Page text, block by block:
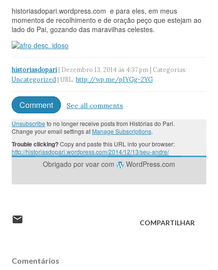
historiasdopari.wordpress.com e para eles, em meus
momentos de recolhimento e de oração peço que estejam ao
lado do Pai, gozando das maravilhas celestes.
historiasdopari| Dezembro 13, 2014 às 4:37 pm | Categorias:
Uncategorized | URL: http://wp.me/pIYGg-2YG
Comment See all comments
Unsubscribe to no longer receive posts from Histórias do Pari.
Change your email settings at Manage Subscriptions.
Trouble clicking?Copy and paste this URL into your browser:
http://historiasdopari.wordpress.com/2014/12/13/seu-andre/
Obrigado por voar com WordPress.com
COMPARTILHAR
Comentários